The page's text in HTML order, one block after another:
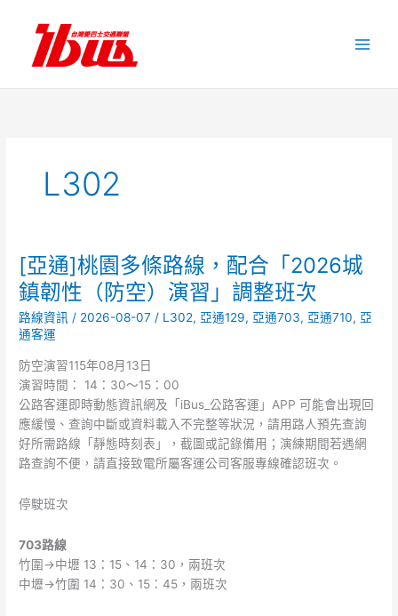
內
L302
[亞通]桃園多條路線，配合「2026城
鎮韌性（防空）演習」調整班次
路線資訊 / 2026-08-07/ L302, 亞通129, 亞通703, 亞通710, 亞
通客運
防空演習115年08月13日
演習時間： 14：30～15：00
公路客運即時動態資訊網及「iBus_公路客運」APP 可能會出現回
應緩慢、查詢中斷或資料載入不完整等狀況，請用路人預先查詢
好所需路線「靜態時刻表」，截圖或記錄備用；演練期間若遇網
路查詢不便，請直接致電所屬客運公司客服專線確認班次。
停駛班次
703路線
竹圍→中壢 13：15、14：30，兩班次
中壢→竹圍 14：30、15：45，兩班次
[亞
通]
桃
園
多
條
路
線，
配
合
「2026
鎮
韌
（防
空）
演